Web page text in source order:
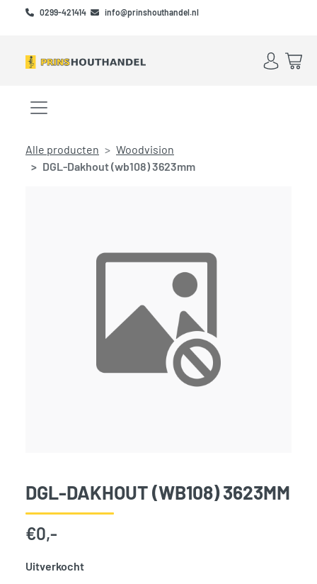
Skip to main content
Skip to footer
0299-421414 info@prinshouthandel.nl
Account
Menu openen/sluiten
Alle producten
Woodvision
DGL-Dakhout (wb108) 3623mm
DGL-DAKHOUT (WB108) 3623MM
€0,-
Uitverkocht